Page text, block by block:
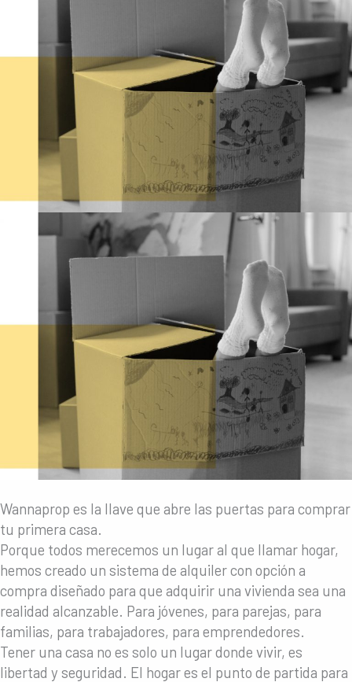
Wannaprop es la llave que abre las puertas para comprar
tu primera casa.
Porque todos merecemos un lugar al que llamar hogar,
hemos creado un sistema de alquiler con opción a
compra diseñado para que adquirir una vivienda sea una
realidad alcanzable. Para jóvenes, para parejas, para
familias, para trabajadores, para emprendedores.
Tener una casa no es solo un lugar donde vivir, es
libertad y seguridad. El hogar es el punto de partida para